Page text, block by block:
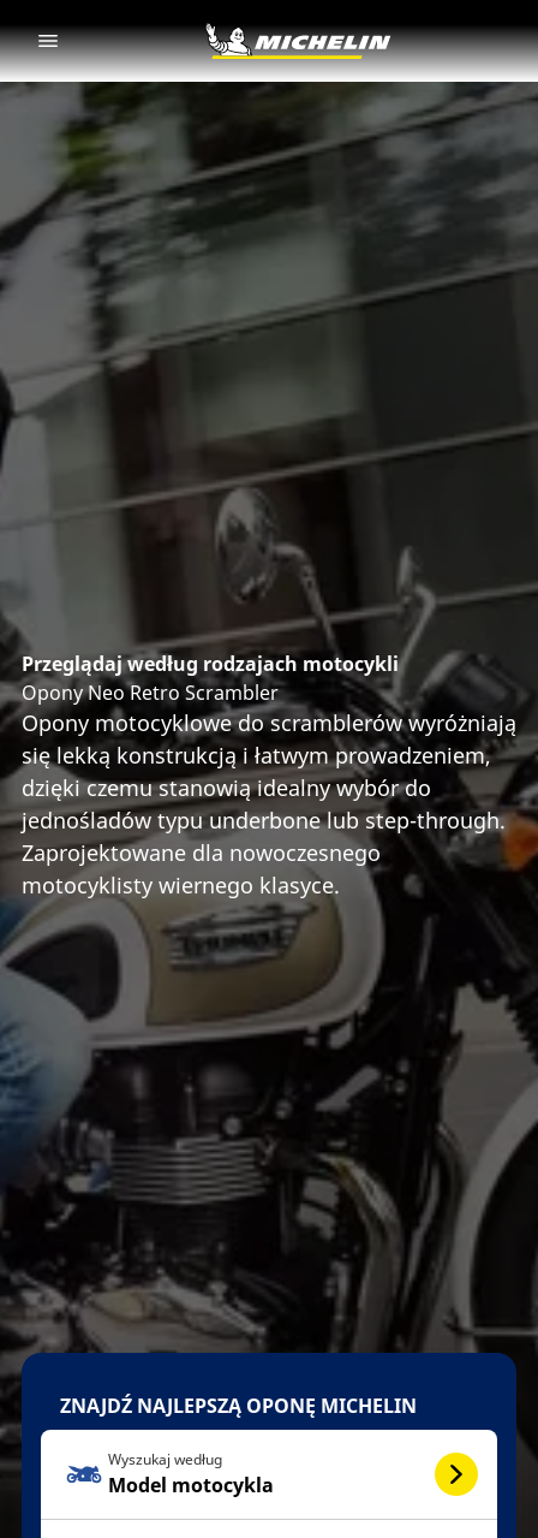
Przeglądaj według rodzajach motocykli
Opony Neo Retro Scrambler
Opony motocyklowe do scramblerów wyróżniają
się lekką konstrukcją i łatwym prowadzeniem,
dzięki czemu stanowią idealny wybór do
jednośladów typu underbone lub step-through.
Zaprojektowane dla nowoczesnego
motocyklisty wiernego klasyce.
ZNAJDŹ NAJLEPSZĄ OPONĘ MICHELIN
Wyszukaj według
Model motocykla